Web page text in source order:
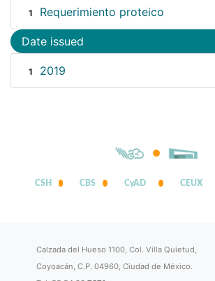
1 Requerimiento proteico
Date issued
1 2019
CSH CBS CyAD CEUX
Calzada del Hueso 1100, Col. Villa Quietud,
Coyoacán, C.P. 04960, Ciudad de México.